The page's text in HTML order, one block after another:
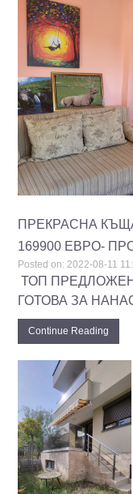
ПРЕКРАСНА
169900 ЕВРО-
Posted on: 2022-08-11
ТОП
ГОТОВА ЗА
Continue Reading